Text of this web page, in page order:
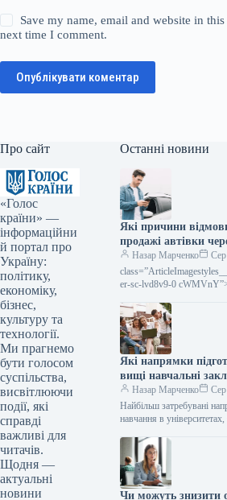
Save my name, email and website in
next time I comment.
Опублікувати коментар
Про сайт
«Голос
країни» —
інформаційни
й портал про
Україну:
політику,
економіку,
бізнес,
культуру та
технології.
Ми прагнемо
бути голосом
суспільства,
висвітлюючи
події, які
справді
важливі для
читачів.
Щодня —
актуальні
новини
Останні новини
Які причини
продажі автівки
Назар Марченко
er-sc-lvd8v9-0 cWMVnY”>
застосунок «Дія» можуть
відхилені: що робити та
звертатися, Фото:
продати…
Які напрямки
вищі навчальні
обирають
році
Назар Марченко
Найбільш затребувані
навчання в
привабливість
психології та філології,
вступна кампанія виявила
Чи можуть знизити